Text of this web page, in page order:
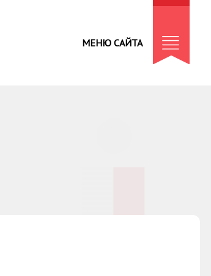
МЕНЮ САЙТА